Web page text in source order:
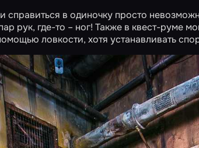
справиться в одиночку просто
рук, где-то – ног! Также в квест-руме
ловкости, хотя устанавливать